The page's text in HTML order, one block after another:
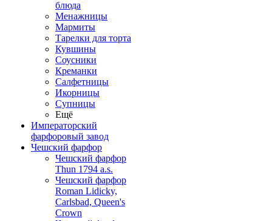
блюда
Менажницы
Мармиты
Тарелки для торта
Кувшины
Соусники
Креманки
Салфетницы
Икорницы
Супницы
Ещё
Императорский
фарфоровый завод
Чешский фарфор
Чешский фарфор
Thun 1794 a.s.
Чешский фарфор
Roman Lidicky,
Carlsbad, Queen's
Crown